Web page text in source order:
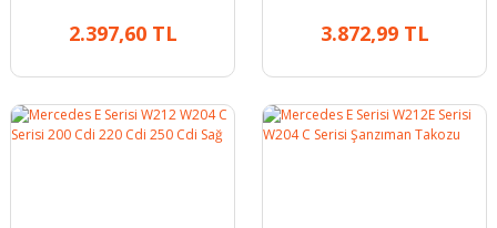
2.397,60 TL 3.872,99 TL